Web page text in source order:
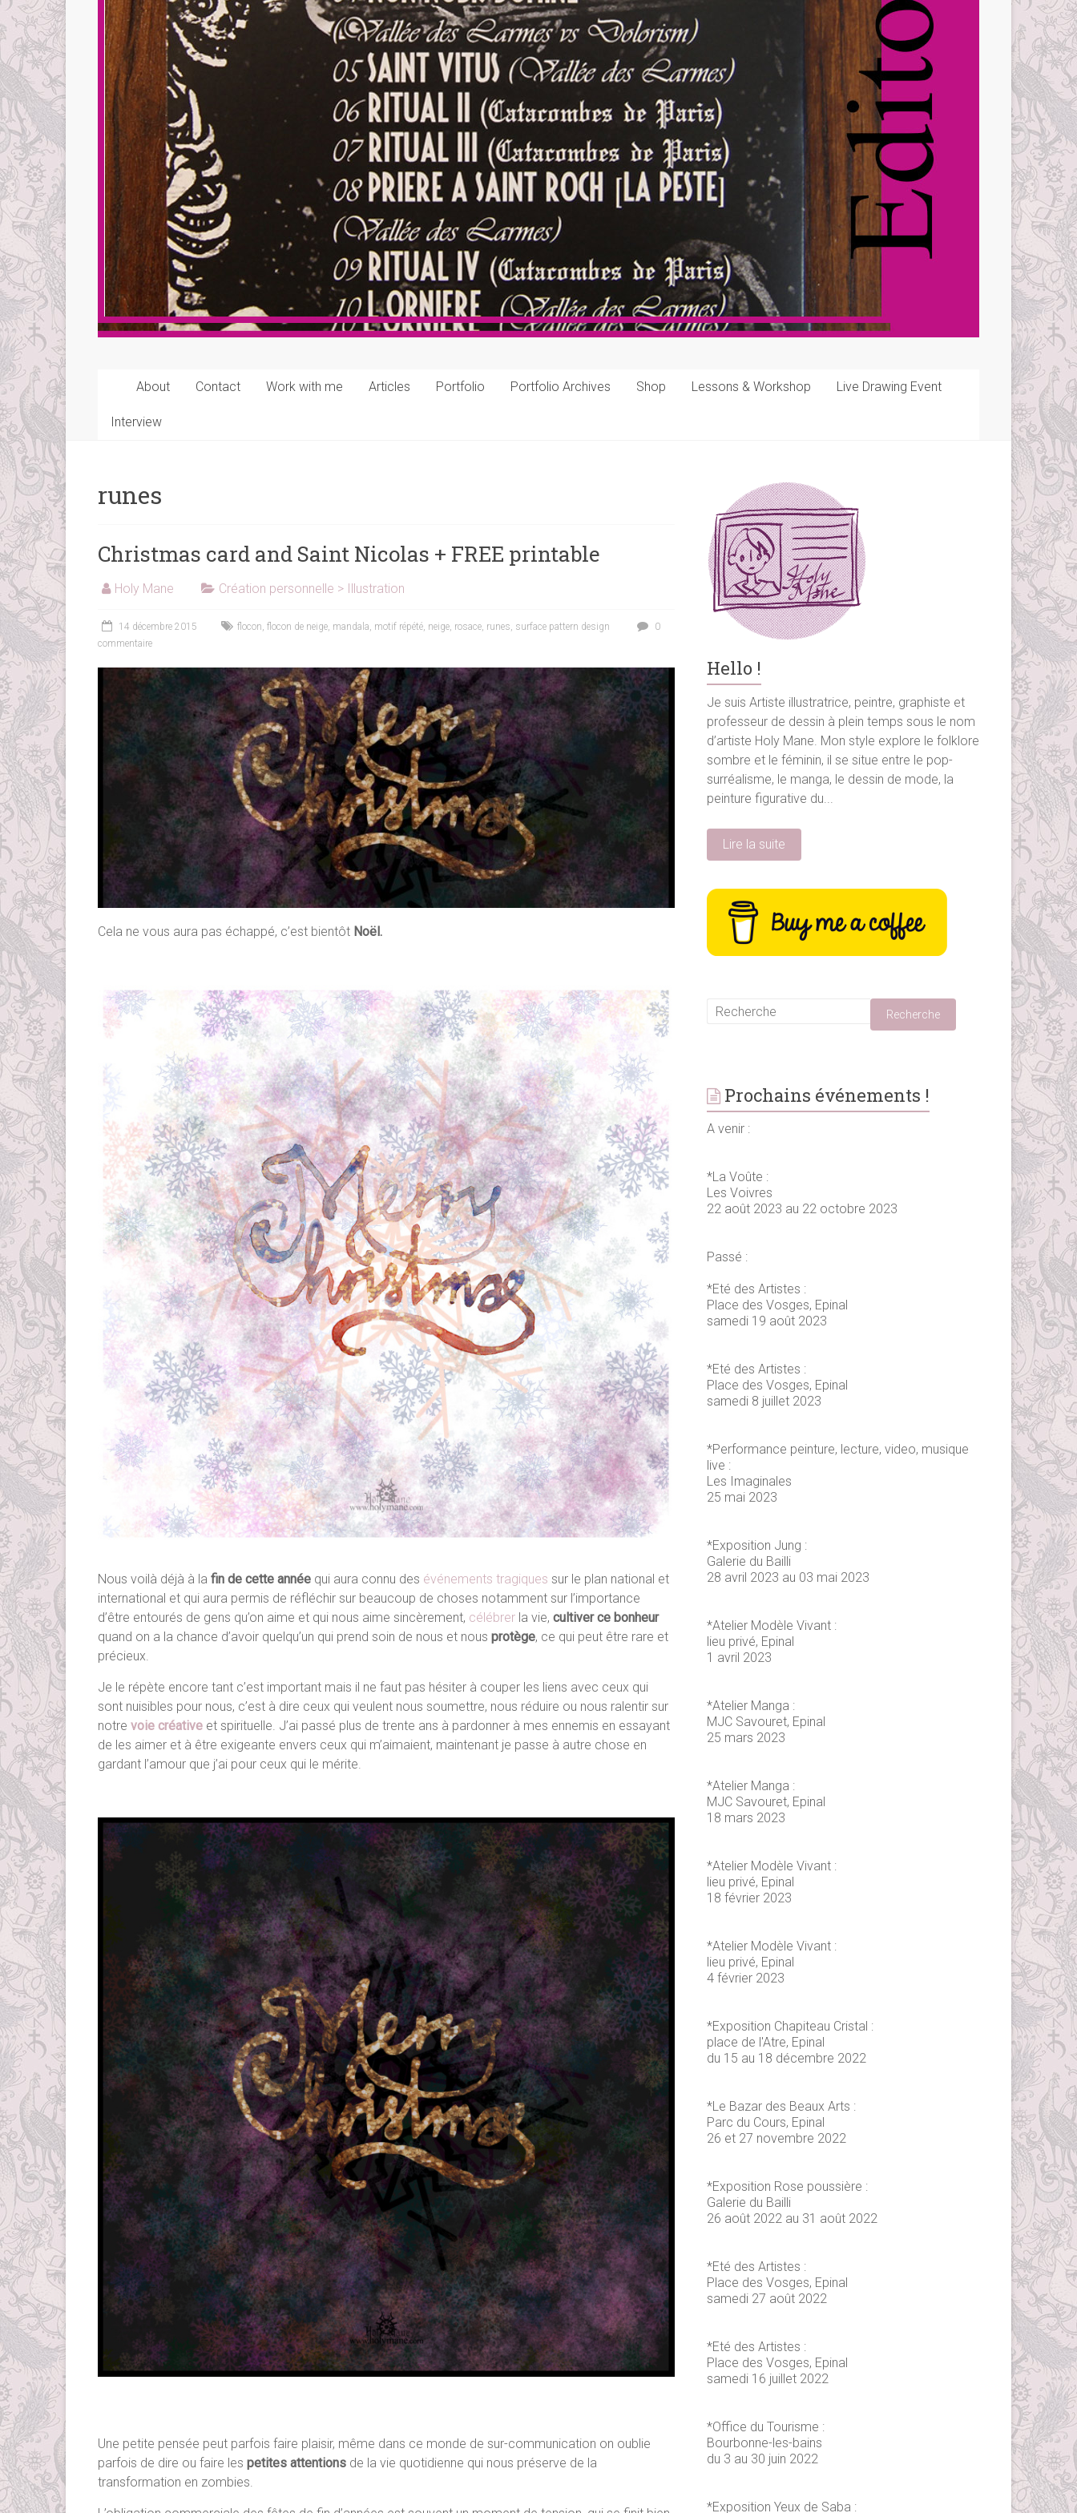
About Contact Work with me Articles Portfolio Portfolio Archives Shop Lessons & Workshop Live Drawing Event
Interview
runes
Christmas card and Saint Nicolas + FREE printable
Holy Mane Création personnelle > Illustration
14 décembre 2015 flocon, flocon de neige, mandala, motif répété, neige, rosace, runes, surface pattern design
0
commentaire
Cela ne vous aura pas échappé, c’est bientôt Noël.
Nous voilà déjà à la fin de cette année qui aura connu des événements tragiques sur le plan national et
international et qui aura permis de réfléchir sur beaucoup de choses notamment sur l’importance
d’être entourés de gens qu’on aime et qui nous aime sincèrement, célébrer la vie, cultiver ce bonheur
quand on a la chance d’avoir quelqu’un qui prend soin de nous et nous protège, ce qui peut être rare et
précieux.
Je le répète encore tant c’est important mais il ne faut pas hésiter à couper les liens avec ceux qui
sont nuisibles pour nous, c’est à dire ceux qui veulent nous soumettre, nous réduire ou nous ralentir sur
notre voie créative et spirituelle. J’ai passé plus de trente ans à pardonner à mes ennemis en essayant
de les aimer et à être exigeante envers ceux qui m’aimaient, maintenant je passe à autre chose en
gardant l’amour que j’ai pour ceux qui le mérite.
Une petite pensée peut parfois faire plaisir, même dans ce monde de sur-communication on oublie
parfois de dire ou faire les petites attentions de la vie quotidienne qui nous préserve de la
transformation en zombies.
Hello !
Je suis Artiste illustratrice, peintre, graphiste et
professeur de dessin à plein temps sous le nom
d’artiste Holy Mane. Mon style explore le folklore
sombre et le féminin, il se situe entre le pop-
surréalisme, le manga, le dessin de mode, la
peinture figurative du...
Lire la suite
Prochains événements !
A venir :
*La Voûte :
Les Voivres
22 août 2023 au 22 octobre 2023
Passé :
*Eté des Artistes :
Place des Vosges, Epinal
samedi 19 août 2023
*Eté des Artistes :
Place des Vosges, Epinal
samedi 8 juillet 2023
*Performance peinture, lecture, video, musique
live :
Les Imaginales
25 mai 2023
*Exposition Jung :
Galerie du Bailli
28 avril 2023 au 03 mai 2023
*Atelier Modèle Vivant :
lieu privé, Epinal
1 avril 2023
*Atelier Manga :
MJC Savouret, Epinal
25 mars 2023
*Atelier Manga :
MJC Savouret, Epinal
18 mars 2023
*Atelier Modèle Vivant :
lieu privé, Epinal
18 février 2023
*Atelier Modèle Vivant :
lieu privé, Epinal
4 février 2023
*Exposition Chapiteau Cristal :
place de l'Atre, Epinal
du 15 au 18 décembre 2022
*Le Bazar des Beaux Arts :
Parc du Cours, Epinal
26 et 27 novembre 2022
*Exposition Rose poussière :
Galerie du Bailli
26 août 2022 au 31 août 2022
*Eté des Artistes :
Place des Vosges, Epinal
samedi 27 août 2022
*Eté des Artistes :
Place des Vosges, Epinal
samedi 16 juillet 2022
*Office du Tourisme :
Bourbonne-les-bains
du 3 au 30 juin 2022
*Exposition Yeux de Saba :